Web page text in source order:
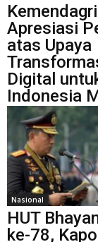
Kemendagri
Apresiasi
atas Upaya
Digital
Indonesia
Nasional
HUT
ke-78,